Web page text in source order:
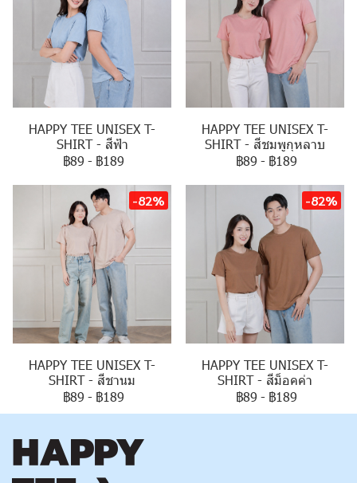
HAPPY TEE UNISEX T-
SHIRT - สีฟ้า
฿89 - ฿189
HAPPY TEE UNISEX T-
SHIRT - สีชมพูกุหลาบ
฿89 - ฿189
-82%
HAPPY TEE UNISEX T-
SHIRT - สีชานม
฿89 - ฿189
-82%
HAPPY TEE UNISEX T-
SHIRT - สีม็อคค่า
฿89 - ฿189